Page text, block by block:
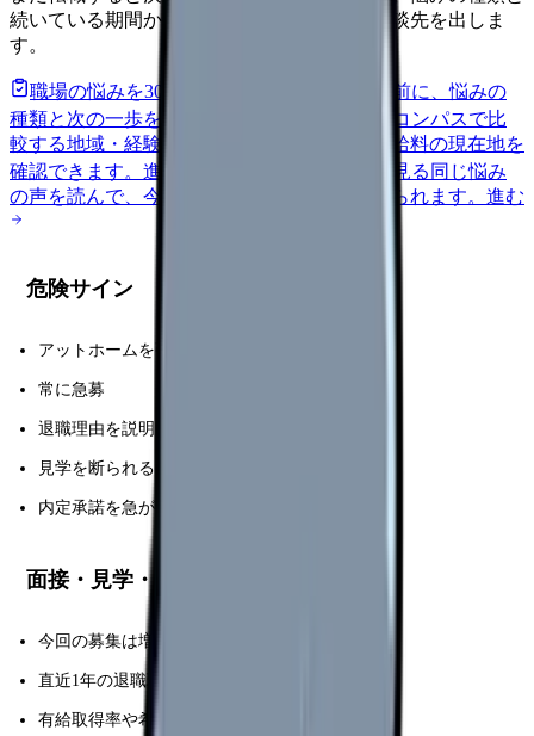
続いている期間から、次に見るべき記事と相談先を出しま
す。
職場の悩みを30秒で診断
辞めるべきか迷う前に、悩みの
種類と次の一歩を整理します。
給料コンパスで比
較する地域・経験年数・施設形態から、今の給料の現在地を
確認できます。 進む 匿名掲示板で本音を見る 同じ悩み
の声を読んで、今の職場だけの問題か確かめられます。 進む
危険サイン
アットホームを強調しすぎる
常に急募
退職理由を説明しない
見学を断られる
内定承諾を急がされる
面接・見学・相談で聞く質問
今回の募集は増員ですか、欠員補充ですか？
直近1年の退職理由で多いものは何ですか？
有給取得率や希望休の実績はどうですか？